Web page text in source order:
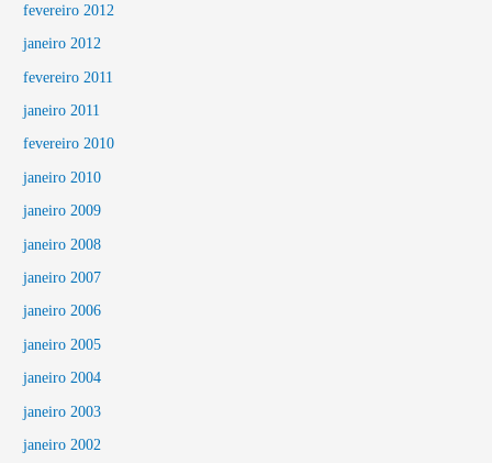
fevereiro 2012
janeiro 2012
fevereiro 2011
janeiro 2011
fevereiro 2010
janeiro 2010
janeiro 2009
janeiro 2008
janeiro 2007
janeiro 2006
janeiro 2005
janeiro 2004
janeiro 2003
janeiro 2002